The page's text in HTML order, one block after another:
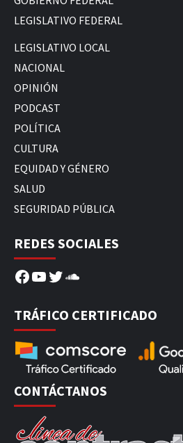
LEGISLATIVO FEDERAL
LEGISLATIVO LOCAL
NACIONAL
OPINIÓN
PODCAST
POLÍTICA
CULTURA
EQUIDAD Y GÉNERO
SALUD
SEGURIDAD PÚBLICA
REDES SOCIALES
Facebook
YouTube
Twitter
SoundCloud
TRÁFICO CERTIFICADO
CONTÁCTANOS